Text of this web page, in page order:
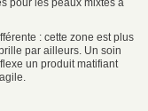
: cette zone est plus
par ailleurs. Un soin
un produit matifiant